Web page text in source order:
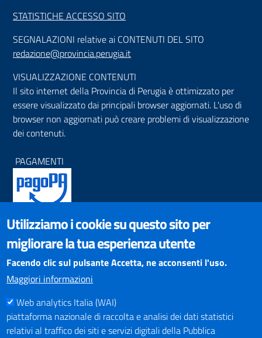
STATISTICHE ACCESSO SITO
SEGNALAZIONI relative ai CONTENUTI DEL SITO
redazione@provincia.perugia.it
VISUALIZZAZIONE CONTENUTI
Il sito internet della Provincia di Perugia è ottimizzato per
essere visualizzato dai principali browser aggiornati. L'uso di
browser non aggiornati può creare problemi di visualizzazione
dei contenuti.
PAGAMENTI
SOCIAL NETWORKS
Pagina Facebook
Profilo Instagram
Canale YouTube
Utilizziamo i cookie su questo sito per
migliorare la tua esperienza utente
Facendo clic sul pulsante Accetta, ne acconsenti l'uso.
Maggiori informazioni
Web analytics Italia (WAI)
piattaforma nazionale di raccolta e analisi dei dati statistici
relativi al traffico dei siti e servizi digitali della Pubblica